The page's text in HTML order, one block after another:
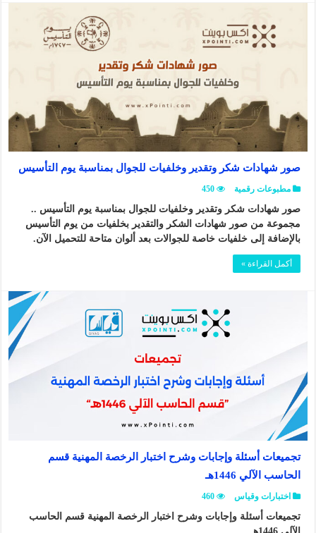
صور شهادات شكر وتقدير وخلفيات للجوال بمناسبة يوم التأسيس
مطبوعات رقمية 450
صور شهادات شكر وتقدير وخلفيات للجوال بمناسبة يوم التأسيس ..
مجموعة من صور شهادات الشكر والتقدير بخلفيات من يوم التأسيس
بالإضافة إلى خلفيات خاصة للجوالات بعد ألوان متاحة للتحميل الآن.
أكمل القراءة »
تجميعات أسئلة وإجابات وشرح اختبار الرخصة المهنية قسم
الحاسب الآلي 1446هـ
اختبارات وقياس 460
تجميعات أسئلة وإجابات وشرح اختبار الرخصة المهنية قسم الحاسب